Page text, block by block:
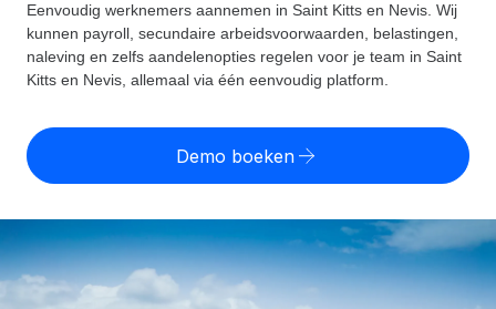
Employer of Record
Internationaal uitbreiden zonder kosten voor entiteiten
Contractor Management
PEO
Ingewikkelde HR-taken eenvoudig uitbesteden
Landenverkenner
Vind global HR-support per land
Statenverkenner VS
Remote vergelijken
GROEIFASE
Start-ups
TOOLS EN CALCULATORS
Risicocalculator voor verkeerde classificatie
Calculator voor werknemerskosten
Betalingscalculator voor zzp'ers
Ontdek valuta-opties en betaalsnelheden voor
internationale zzp'ers
Tarieven
Nederlands
English
Nederlands
Français
Inloggen
Eenvoudig werknemers aannemen in Saint Kitts en Nevis. Wij
kunnen payroll, secundaire arbeidsvoorwaarden, belastingen,
naleving en zelfs aandelenopties regelen voor je team in Saint
Kitts en Nevis, allemaal via één eenvoudig platform.
Demo boeken